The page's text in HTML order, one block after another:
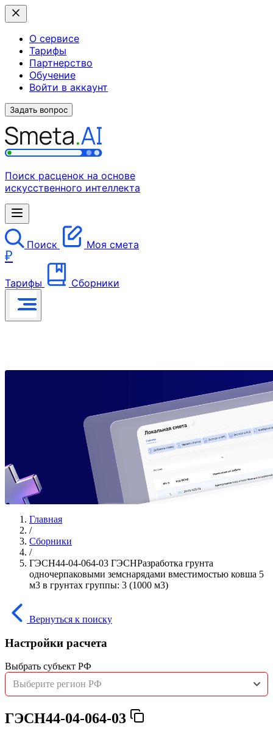
О сервисе
Тарифы
Партнерство
Обучение
Войти в аккаунт
Задать вопрос
Поиск расценок на основе
искусственного интеллекта
Поиск Моя смета
₽
Тарифы Сборники
Главная
/
Сборники
/
ГЭСН44-04-064-03 ГЭСНРазработка грунта
одночерпаковыми земснарядами вместимостью ковша 5
м3 в грунтах группы: 3 (1000 м3)
Вернуться к поиску
Настройки расчета
Выбрать субъект РФ
Выберите регион РФ
ГЭСН44-04-064-03